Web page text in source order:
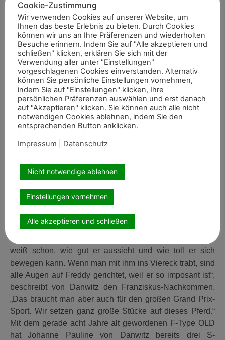
Nach dem Aufenthalt bei Familie Lüttgen wechselte
Johanne Pauline von Danwitz zu Beatrice Hoffrogge und
momentan trainiert sie bei Warwick McLean. „Ich habe
von allen meinen Trainern immer etwas mitnehmen
können, besonders weil sie alle sehr unterschiedlich
sind“, berichtet Johanne Pauline von Danwitz, die sich
mit dem Start ins Berufsleben und ihrer Promotion aus
Zeitgründen für einen Stall entscheiden musste.
Die Zukunft gehört F-Type
OLD
Dressurreiterin das nächste Pferd für die schwere Klasse
auf. F-Type OLD, genannt Freddy ist nach dem Verkauf
von Rosie in die USA der neue Star im Stall von Johanne
Pauline von Danwitz. „Freddy haben wir auch vierjährig
auf einer Auktion gekauft. Er ist mein Power-House, eine
richtige Rakete“, berichtet Joanne schmunzelnd. „Er ist
auch ein Goldschatz, aber auch sehr charakterstark. Er
weiß schon, wie gut er aussieht und wie toll er sich
bewegen kann. Wenn man mit ihm ins Viereck trabt, sind
alle Augen auf Freddy gerichtet, weil er so imposant ist“,
beschreibt von Danwitz den Franziskus-Nachkommen.
„Das braucht man aber auch für den großen Grand Prix-
Sport. Wir setzen ganz große Stücke auf dieses Pferd.“
Mit dem gerade acht Jahre alt gewordenen F-Type OLD
hat Johanne Pauline von Danwitz bereits drei S-
Cookie-Zustimmung
Wir verwenden Cookies auf unserer Website, um
Ihnen das beste Erlebnis zu bieten. Durch Cookies
können wir uns an Ihre Präferenzen und wiederholten
Besuche erinnern. Indem Sie auf "Alle akzeptieren und
schließen" klicken, erklären Sie sich mit der
Verwendung aller unter "Einstellungen"
vorgeschlagenen Cookies einverstanden. Alternativ
können Sie persönliche Einstellungen vornehmen,
indem Sie auf "Einstellungen" klicken, Ihre
persönlichen Präferenzen auswählen und erst danach
auf "Akzeptieren" klicken. Sie können auch alle nicht
notwendigen Cookies ablehnen, indem Sie den
entsprechenden Button anklicken.
Impressum
Datenschutz
Nicht notwendige ablehnen
Einstellungen vornehmen
Alle akzeptieren und schließen